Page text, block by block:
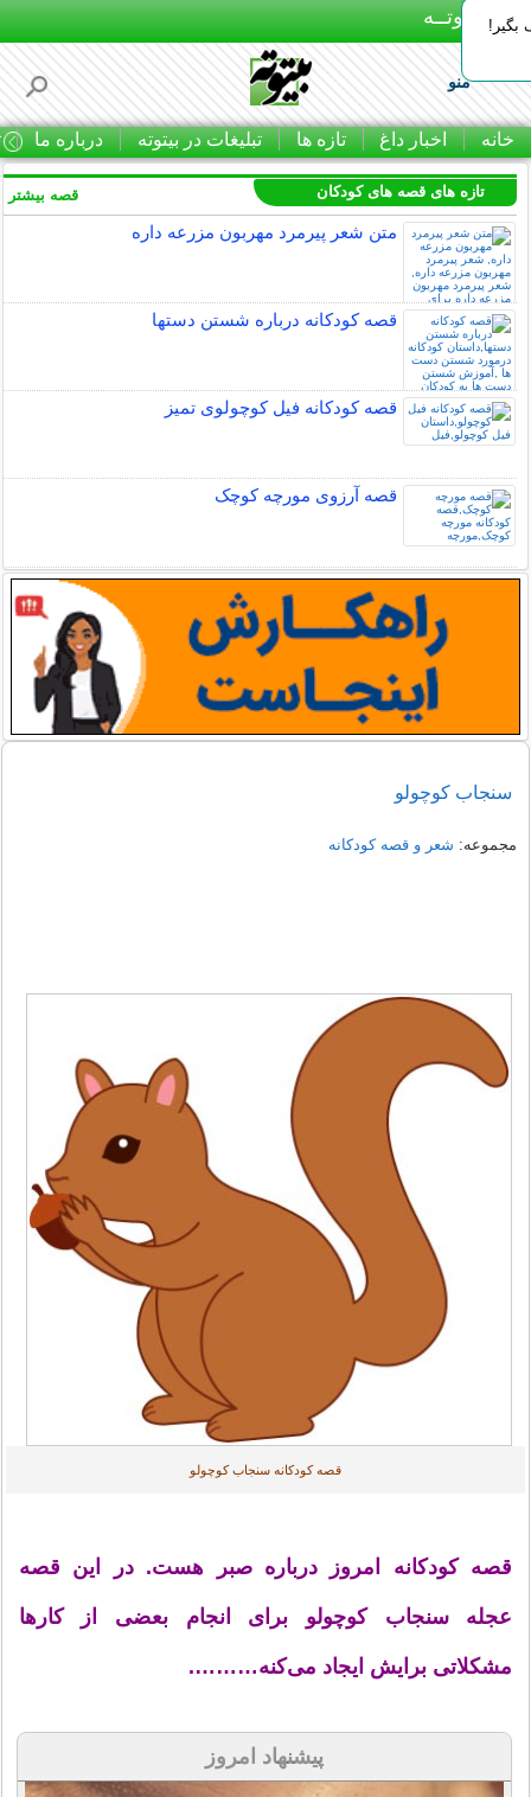
بـیتوتــه
منو
خانه اخبار داغ تازه ها تبلیغات در بیتوته درباره ما
تازه های قصه های کودکان
متن شعر پیرمرد مهربون مزرعه داره
قصه کودکانه درباره شستن دستها
قصه کودکانه فیل کوچولوی تمیز
قصه آرزوی مورچه کوچک
قصه بیشتر
سنجاب کوچولو
مجموعه: شعر و قصه کودکانه
قصه کودکانه سنجاب کوچولو
قصه کودکانه امروز درباره صبر هست. در این قصه
عجله سنجاب کوچولو برای انجام بعضی از کارها
مشکلاتی برایش ایجاد می‌کنه……….
پیشنهاد امروز